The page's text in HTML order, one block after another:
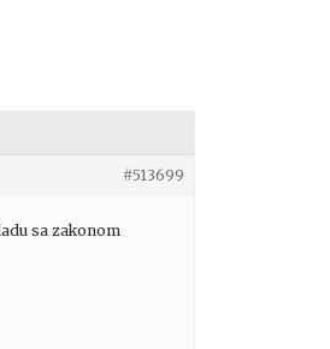
#513699
sa zakonom